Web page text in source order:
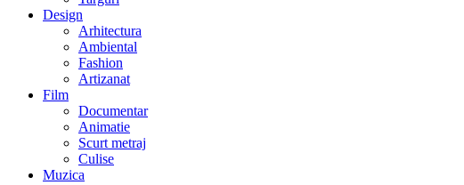
Design
Arhitectura
Ambiental
Fashion
Artizanat
Film
Documentar
Animatie
Scurt metraj
Culise
Muzica